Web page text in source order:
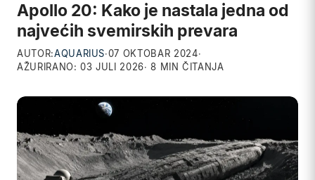
Apollo 20: Kako je nastala jedna od
najvećih svemirskih prevara
AUTOR:AQUARIUS·07 OKTOBAR 2024·
AŽURIRANO:03 JULI 2026· 8 MIN ČITANJA